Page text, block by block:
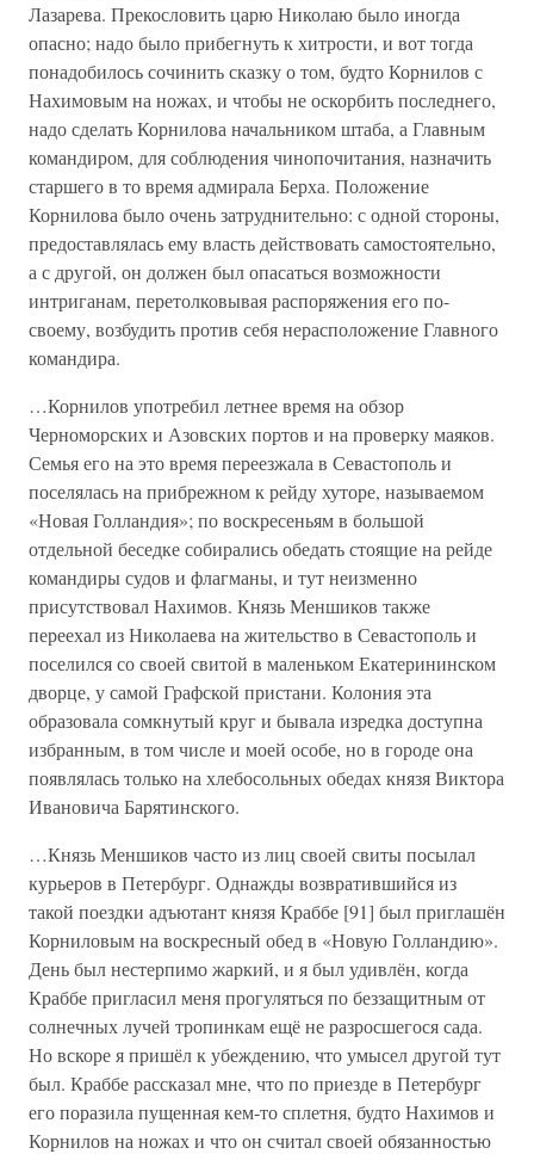
Лазарева. Прекословить царю Николаю было иногда
опасно; надо было прибегнуть к хитрости, и вот тогда
понадобилось сочинить сказку о том, будто Корнилов с
Нахимовым на ножах, и чтобы не оскорбить последнего,
надо сделать Корнилова начальником штаба, а Главным
командиром, для соблюдения чинопочитания, назначить
старшего в то время адмирала Берха. Положение
Корнилова было очень затруднительно: с одной стороны,
предоставлялась ему власть действовать самостоятельно,
а с другой, он должен был опасаться возможности
интриганам, перетолковывая распоряжения его по-
своему, возбудить против себя нерасположение Главного
командира.
…Корнилов употребил летнее время на обзор
Черноморских и Азовских портов и на проверку маяков.
Семья его на это время переезжала в Севастополь и
поселялась на прибрежном к рейду хуторе, называемом
«Новая Голландия»; по воскресеньям в большой
отдельной беседке собирались обедать стоящие на рейде
командиры судов и флагманы, и тут неизменно
присутствовал Нахимов. Князь Меншиков также
переехал из Николаева на жительство в Севастополь и
поселился со своей свитой в маленьком Екатерининском
дворце, у самой Графской пристани. Колония эта
образовала сомкнутый круг и бывала изредка доступна
избранным, в том числе и моей особе, но в городе она
появлялась только на хлебосольных обедах князя Виктора
Ивановича Барятинского.
…Князь Меншиков часто из лиц своей свиты посылал
курьеров в Петербург. Однажды возвратившийся из
такой поездки адъютант князя Краббе [91] был приглашён
Корниловым на воскресный обед в «Новую Голландию».
День был нестерпимо жаркий, и я был удивлён, когда
Краббе пригласил меня прогуляться по беззащитным от
солнечных лучей тропинкам ещё не разросшегося сада.
Но вскоре я пришёл к убеждению, что умысел другой тут
был. Краббе рассказал мне, что по приезде в Петербург
его поразила пущенная кем-то сплетня, будто Нахимов и
Корнилов на ножах и что он считал своей обязанностью